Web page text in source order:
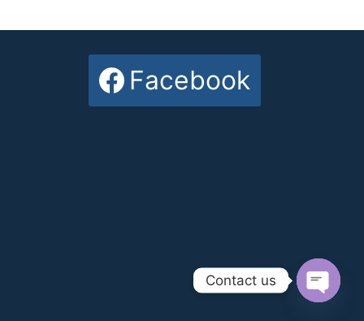
Facebook
Contact us